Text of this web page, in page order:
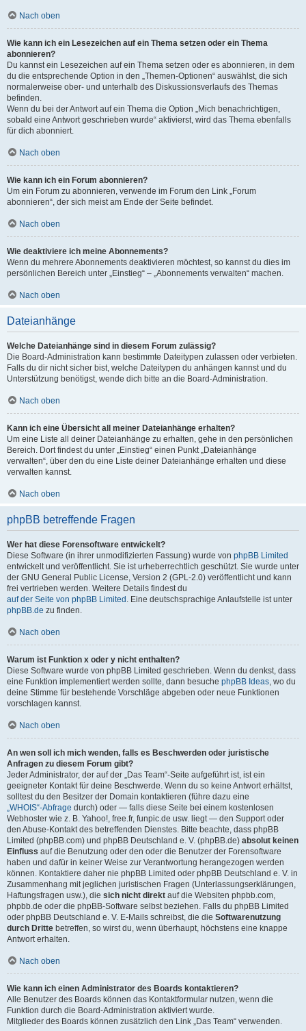
Nach oben
Wie kann ich ein Lesezeichen auf ein Thema setzen oder ein Thema
abonnieren?
Du kannst ein Lesezeichen auf ein Thema setzen oder es abonnieren, in dem
du die entsprechende Option in den „Themen-Optionen“ auswählst, die sich
normalerweise ober- und unterhalb des Diskussionsverlaufs des Themas
befinden.
Wenn du bei der Antwort auf ein Thema die Option „Mich benachrichtigen,
sobald eine Antwort geschrieben wurde“ aktivierst, wird das Thema ebenfalls
für dich abonniert.
Nach oben
Wie kann ich ein Forum abonnieren?
Um ein Forum zu abonnieren, verwende im Forum den Link „Forum
abonnieren“, der sich meist am Ende der Seite befindet.
Nach oben
Wie deaktiviere ich meine Abonnements?
Wenn du mehrere Abonnements deaktivieren möchtest, so kannst du dies im
persönlichen Bereich unter „Einstieg“ – „Abonnements verwalten“ machen.
Nach oben
Dateianhänge
Welche Dateianhänge sind in diesem Forum zulässig?
Die Board-Administration kann bestimmte Dateitypen zulassen oder verbieten.
Falls du dir nicht sicher bist, welche Dateitypen du anhängen kannst und du
Unterstützung benötigst, wende dich bitte an die Board-Administration.
Nach oben
Kann ich eine Übersicht all meiner Dateianhänge erhalten?
Um eine Liste all deiner Dateianhänge zu erhalten, gehe in den persönlichen
Bereich. Dort findest du unter „Einstieg“ einen Punkt „Dateianhänge
verwalten“, über den du eine Liste deiner Dateianhänge erhalten und diese
verwalten kannst.
Nach oben
phpBB betreffende Fragen
Wer hat diese Forensoftware entwickelt?
Diese Software (in ihrer unmodifizierten Fassung) wurde von phpBB Limited
entwickelt und veröffentlicht. Sie ist urheberrechtlich geschützt. Sie wurde unter
der GNU General Public License, Version 2 (GPL-2.0) veröffentlicht und kann
frei vertrieben werden. Weitere Details findest du
auf der Seite von phpBB Limited . Eine deutschsprachige Anlaufstelle ist unter
phpBB.de zu finden.
Nach oben
Warum ist Funktion x oder y nicht enthalten?
Diese Software wurde von phpBB Limited geschrieben. Wenn du denkst, dass
eine Funktion implementiert werden sollte, dann besuche phpBB Ideas, wo du
deine Stimme für bestehende Vorschläge abgeben oder neue Funktionen
vorschlagen kannst.
Nach oben
An wen soll ich mich wenden, falls es Beschwerden oder juristische
Anfragen zu diesem Forum gibt?
Jeder Administrator, der auf der „Das Team“-Seite aufgeführt ist, ist ein
geeigneter Kontakt für deine Beschwerde. Wenn du so keine Antwort erhältst,
solltest du den Besitzer der Domain kontaktieren (führe dazu eine
„WHOIS“-Abfrage durch) oder — falls diese Seite bei einem kostenlosen
Webhoster wie z. B. Yahoo!, free.fr, funpic.de usw. liegt — den Support oder
den Abuse-Kontakt des betreffenden Dienstes. Bitte beachte, dass phpBB
Limited (phpBB.com) und phpBB Deutschland e. V. (phpBB.de) absolut keinen
Einfluss auf die Benutzung oder den oder die Benutzer der Forensoftware
haben und dafür in keiner Weise zur Verantwortung herangezogen werden
können. Kontaktiere daher nie phpBB Limited oder phpBB Deutschland e. V. in
Zusammenhang mit jeglichen juristischen Fragen (Unterlassungserklärungen,
Haftungsfragen usw.), die sich nicht direkt auf die Websiten phpbb.com,
phpbb.de oder die phpBB-Software selbst beziehen. Falls du phpBB Limited
oder phpBB Deutschland e. V. E-Mails schreibst, die die Softwarenutzung
durch Dritte betreffen, so wirst du, wenn überhaupt, höchstens eine knappe
Antwort erhalten.
Nach oben
Wie kann ich einen Administrator des Boards kontaktieren?
Alle Benutzer des Boards können das Kontaktformular nutzen, wenn die
Funktion durch die Board-Administration aktiviert wurde.
Mitglieder des Boards können zusätzlich den Link „Das Team“ verwenden.